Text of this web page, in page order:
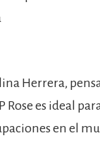
Herrera,
Rose es ideal
en el